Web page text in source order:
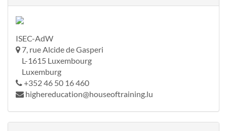
ISEC-AdW
7, rue Alcide de Gasperi
L-1615 Luxembourg
Luxemburg
+352 46 50 16 460
highereducation@houseoftraining.lu